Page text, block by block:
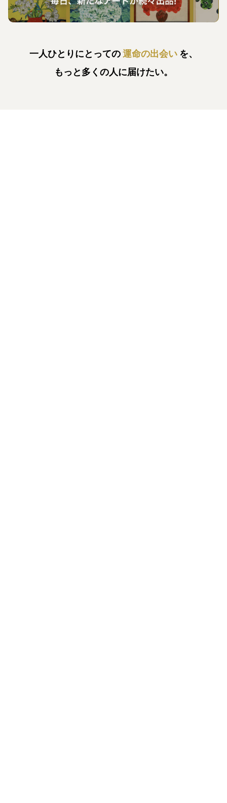
一人ひとりにとっての運命の出会い を、
もっと多くの人に届けたい。